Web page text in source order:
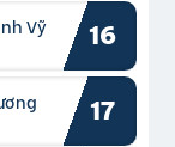
Vỹ 16
17